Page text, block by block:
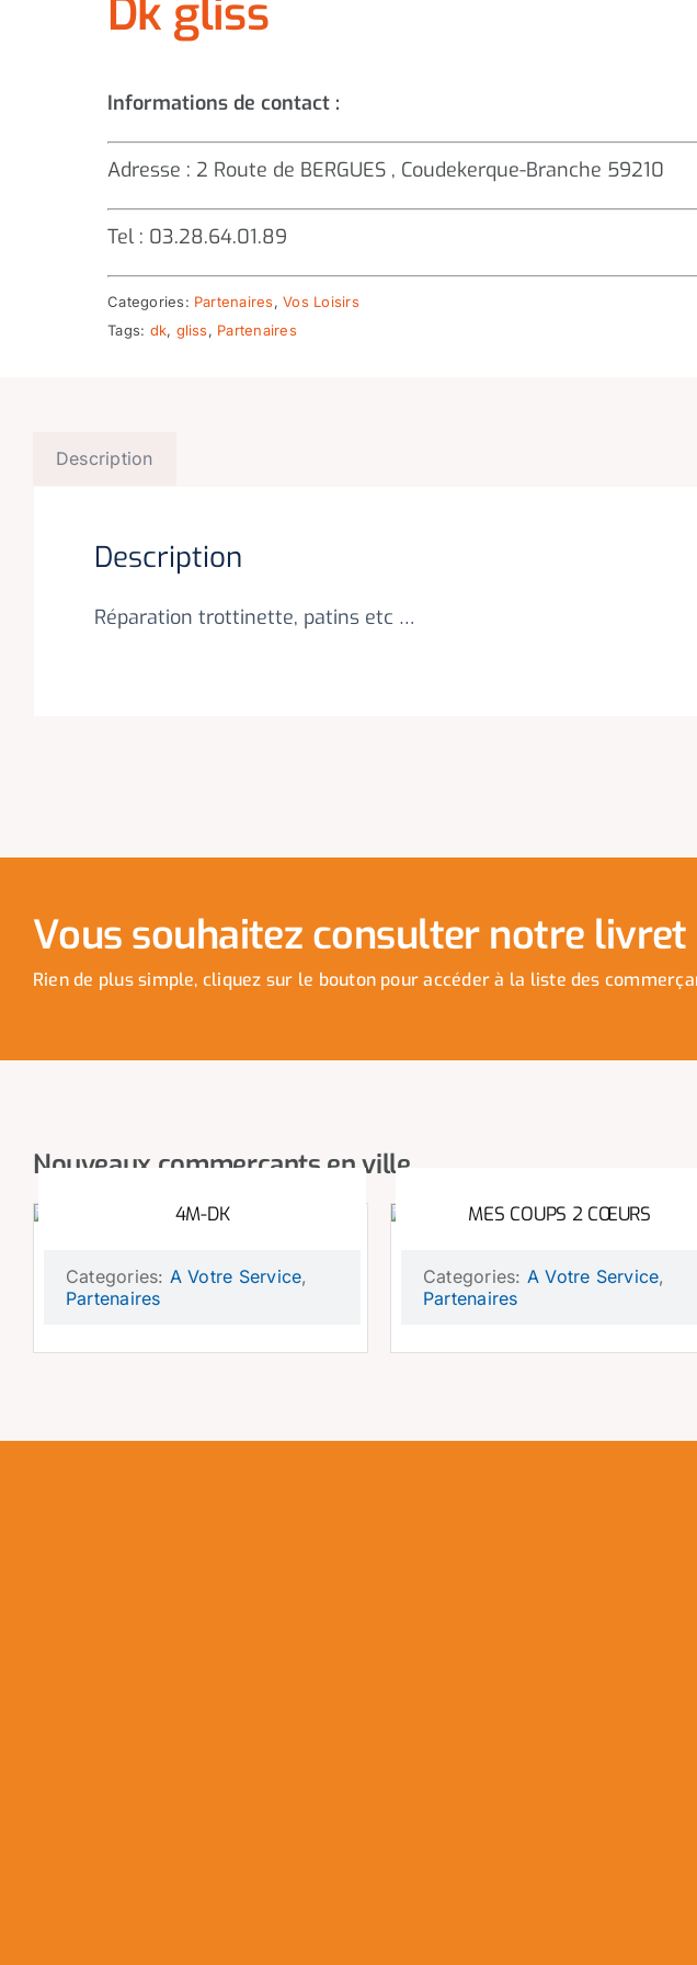
Dk gliss
Informations de contact :
Adresse : 2 Route de BERGUES , Coudekerque-Branche 59210
Tel : 03.28.64.01.89
Categories: Partenaires,Vos Loisirs
Tags: dk, gliss, Partenaires
Description
Description
Réparation trottinette, patins etc …
Vous souhaitez consulter notre livret
Rien de plus simple, cliquez sur le bouton pour accéder à la liste des
Nouveaux commerçants en ville
4M-DK
Categories: A Votre Service,
Partenaires
MES COUPS 2 CŒURS
Categories: A Votre Service,
Partenaires